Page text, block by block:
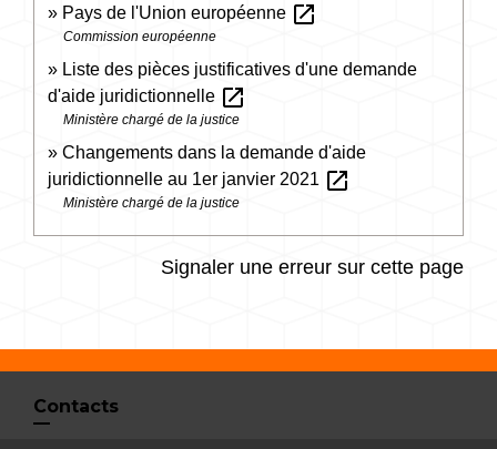
Pays de l'Union européenne open_in_new
Commission européenne
Liste des pièces justificatives d'une demande
d'aide juridictionnelle open_in_new
Ministère chargé de la justice
Changements dans la demande d'aide
juridictionnelle au 1er janvier 2021 open_in_new
Ministère chargé de la justice
Signaler une erreur sur cette page
Contacts